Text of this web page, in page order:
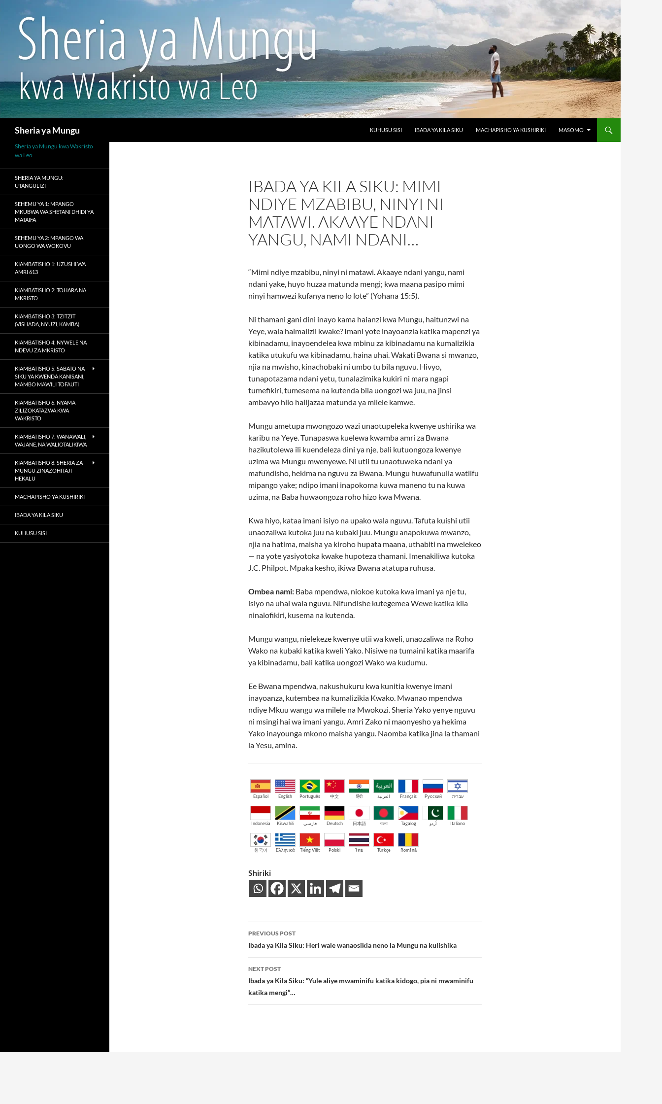
Sheria ya Mungu
KUHUSU SISI
IBADA YA KILA SIKU MACHAPISHO YA KUSHIRIKI MASOMO
IBADA YA KILA SIKU: MIMI
NDIYE MZABIBU, NINYI NI
MATAWI. AKAAYE NDANI
YANGU, NAMI NDANI…
“Mimi ndiye mzabibu, ninyi ni matawi. Akaaye ndani yangu, nami
ndani yake, huyo huzaa matunda mengi; kwa maana pasipo mimi
ninyi hamwezi kufanya neno lo lote” (Yohana 15:5).
Ni thamani gani dini inayo kama haianzi kwa Mungu, haitunzwi na
Yeye, wala haimalizii kwake? Imani yote inayoanzia katika mapenzi ya
kibinadamu, inayoendelea kwa mbinu za kibinadamu na kumalizikia
katika utukufu wa kibinadamu, haina uhai. Wakati Bwana si mwanzo,
njia na mwisho, kinachobaki ni umbo tu bila nguvu. Hivyo,
tunapotazama ndani yetu, tunalazimika kukiri ni mara ngapi
tumefikiri, tumesema na kutenda bila uongozi wa juu, na jinsi
ambavyo hilo halijazaa matunda ya milele kamwe.
Mungu ametupa mwongozo wazi unaotupeleka kwenye ushirika wa
karibu na Yeye. Tunapaswa kuelewa kwamba amri za Bwana
hazikutolewa ili kuendeleza dini ya nje, bali kutuongoza kwenye
uzima wa Mungu mwenyewe. Ni utii tu unaotuweka ndani ya
mafundisho, hekima na nguvu za Bwana. Mungu huwafunulia watiifu
mipango yake; ndipo imani inapokoma kuwa maneno tu na kuwa
uzima, na Baba huwaongoza roho hizo kwa Mwana.
Kwa hiyo, kataa imani isiyo na upako wala nguvu. Tafuta kuishi utii
unaozaliwa kutoka juu na kubaki juu. Mungu anapokuwa mwanzo,
njia na hatima, maisha ya kiroho hupata maana, uthabiti na mwelekeo
— na yote yasiyotoka kwake hupoteza thamani. Imenakiliwa kutoka
J.C. Philpot. Mpaka kesho, ikiwa Bwana atatupa ruhusa.
Ombea nami: Baba mpendwa, niokoe kutoka kwa imani ya nje tu,
isiyo na uhai wala nguvu. Nifundishe kutegemea Wewe katika kila
ninalofikiri, kusema na kutenda.
Mungu wangu, nielekeze kwenye utii wa kweli, unaozaliwa na Roho
Wako na kubaki katika kweli Yako. Nisiwe na tumaini katika maarifa
ya kibinadamu, bali katika uongozi Wako wa kudumu.
Ee Bwana mpendwa, nakushukuru kwa kunitia kwenye imani
inayoanza, kutembea na kumalizikia Kwako. Mwanao mpendwa
ndiye Mkuu wangu wa milele na Mwokozi. Sheria Yako yenye nguvu
ni msingi hai wa imani yangu. Amri Zako ni maonyesho ya hekima
Yako inayounga mkono maisha yangu. Naomba katika jina la thamani
la Yesu, amina.
Español English Português 中文 हिंदी العربية Français Русский עברית
Indonesia Kiswahili فارسی Deutsch 日本語 বাংলা Tagalog اُردو Italiano
한국어 Ελληνικά Tiếng Việt Polski ไทย Türkçe Română
Shiriki
Post
navigation
PREVIOUS POST
Ibada ya Kila Siku: Heri wale wanaosikia neno la Mungu na kulishika
NEXT POST
Ibada ya Kila Siku: “Yule aliye mwaminifu katika kidogo, pia ni mwaminifu
katika mengi”…
Sheria ya Mungu kwa Wakristo
wa Leo
SHERIA YA MUNGU:
UTANGULIZI
SEHEMU YA 1: MPANGO
MKUBWA WA SHETANI DHIDI YA
MATAIFA
SEHEMU YA 2: MPANGO WA
UONGO WA WOKOVU
KIAMBATISHO 1: UZUSHI WA
AMRI 613
KIAMBATISHO 2: TOHARA NA
MKRISTO
KIAMBATISHO 3: TZITZIT
(VISHADA, NYUZI, KAMBA)
KIAMBATISHO 4: NYWELE NA
NDEVU ZA MKRISTO
KIAMBATISHO 5: SABATO NA
SIKU YA KWENDA KANISANI,
MAMBO MAWILI TOFAUTI
KIAMBATISHO 6: NYAMA
ZILIZOKATAZWA KWA
WAKRISTO
KIAMBATISHO 7: WANAWALI,
WAJANE, NA WALIOTALIKIWA
KIAMBATISHO 8: SHERIA ZA
MUNGU ZINAZOHITAJI
HEKALU
MACHAPISHO YA KUSHIRIKI
IBADA YA KILA SIKU
KUHUSU SISI